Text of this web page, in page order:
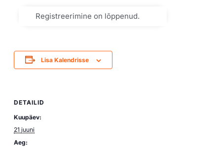
Registreerimine on lõppenud.
Lisa Kalendrisse
DETAILID
Kuupäev:
21 juuni
Aeg: